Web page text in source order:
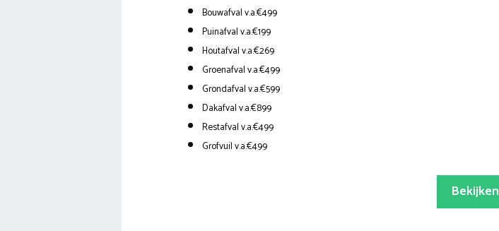
Bouwafval v.a.€499
Puinafval v.a.€199
Houtafval v.a.€269
Groenafval v.a.€499
Grondafval v.a.€599
Dakafval v.a.€899
Restafval v.a.€499
Grofvuil v.a.€499
Bekijken